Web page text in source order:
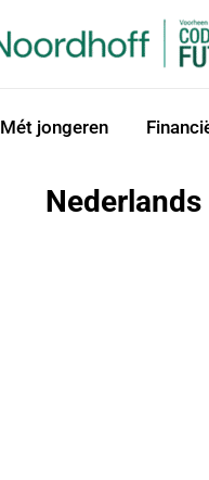
Mét jongeren
Nederlands